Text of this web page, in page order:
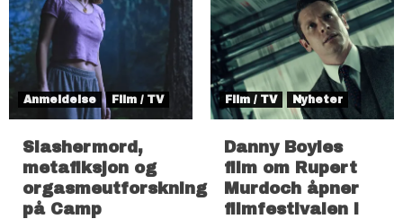
Anmeldelse Film / TV
Slashermord,
metafiksjon og
orgasmeutforskning
på Camp
Film / TV Nyheter
Danny Boyles
film om Rupert
Murdoch åpner
filmfestivalen i